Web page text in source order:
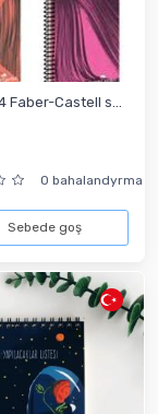
Faber-Castell s...
0 bahalandyrma
Sebede goş